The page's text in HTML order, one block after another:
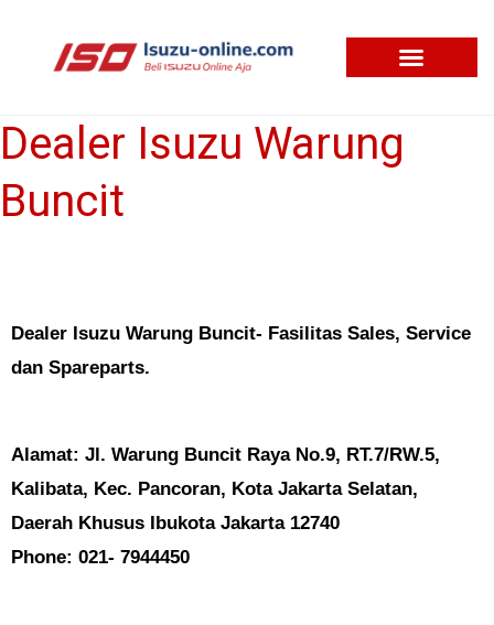
Dealer Isuzu Warung
Buncit
Dealer Isuzu Warung Buncit- Fasilitas Sales, Service
dan Spareparts.
Alamat: Jl. Warung Buncit Raya No.9, RT.7/RW.5,
Kalibata, Kec. Pancoran, Kota Jakarta Selatan,
Daerah Khusus Ibukota Jakarta 12740
Phone: 021- 7944450
Dealer
Isuzu
Warung